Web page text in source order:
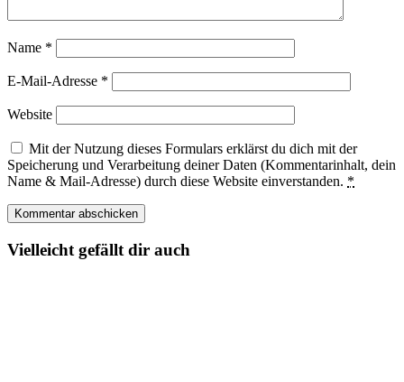
Name *
E-Mail-Adresse *
Website
Mit der Nutzung dieses Formulars erklärst du dich mit der
Speicherung und Verarbeitung deiner Daten (Kommentarinhalt, dein
Name & Mail-Adresse) durch diese Website einverstanden. *
Vielleicht gefällt dir auch